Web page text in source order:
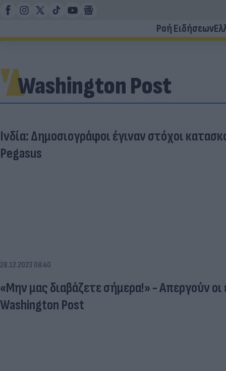
Ροή Ειδήσεων
Washington Post
Ινδία: Δημοσιογράφοι έγιναν στόχοι
Pegasus
28.12.2023 08:40
«Μην μας διαβάζετε σήμερα!» - Απεργούν οι
Washington Post